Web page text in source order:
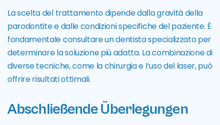
La scelta del trattamento dipende dalla gravità della
parodontite e dalle condizioni specifiche del paziente. È
fondamentale consultare un dentista specializzato per
determinare la soluzione più adatta. La combinazione di
diverse tecniche, come la chirurgia e l’uso del laser, può
offrire risultati ottimali.
Abschließende Überlegungen